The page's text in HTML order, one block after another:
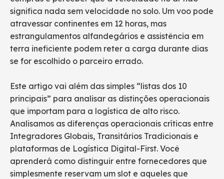
significa nada sem velocidade no solo. Um voo pode
atravessar continentes em 12 horas, mas
estrangulamentos alfandegários e assistência em
terra ineficiente podem reter a carga durante dias
se for escolhido o parceiro errado.
Este artigo vai além das simples “listas dos 10
principais” para analisar as distinções operacionais
que importam para a logística de alto risco.
Analisamos as diferenças operacionais críticas entre
Integradores Globais, Transitários Tradicionais e
plataformas de Logística Digital-First. Você
aprenderá como distinguir entre fornecedores que
simplesmente reservam um slot e aqueles que